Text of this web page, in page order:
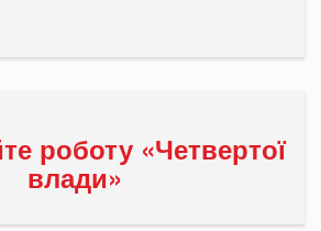
роботу «Четвертої
влади»